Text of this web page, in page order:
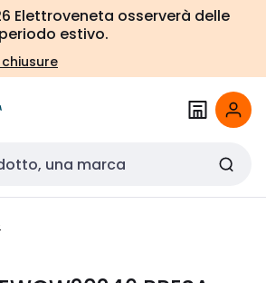
Elettroveneta osserverà delle
estivo.